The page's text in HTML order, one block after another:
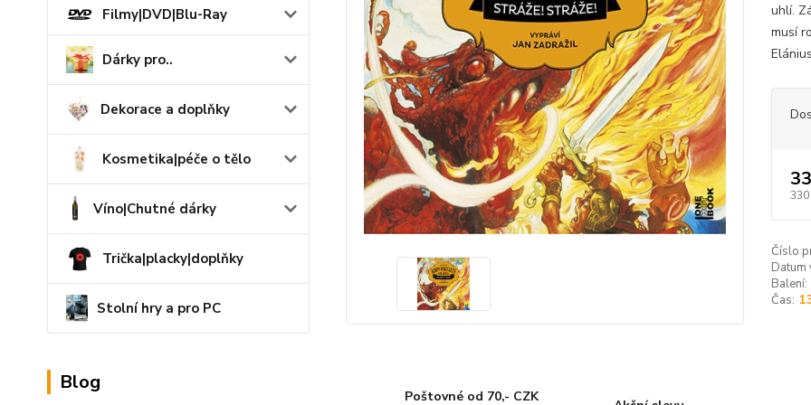
Filmy|DVD|Blu-Ray
Dárky pro..
Dekorace a doplňky
Kosmetika|péče o tělo
Víno|Chutné dárky
Trička|placky|doplňky
Stolní hry a pro PC
Blog
uhlí.
musí
330
Číslo
Datum
Balení:
Čas:
Poštovné od 70,- CZK